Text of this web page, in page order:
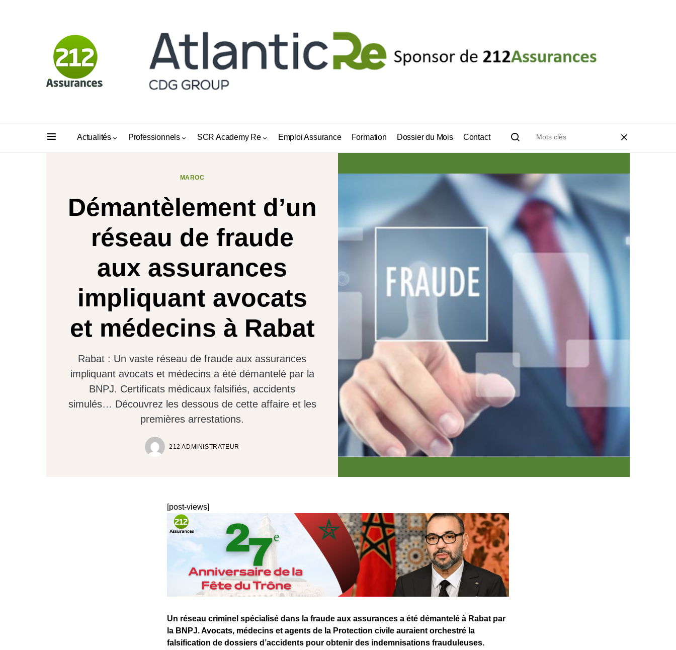
Actualités Professionnels SCR Academy Re Emploi Assurance Formation Dossier du Mois Contact
MAROC
Démantèlement d’un
réseau de fraude
aux assurances
impliquant avocats
et médecins à Rabat
Rabat : Un vaste réseau de fraude aux assurances
impliquant avocats et médecins a été démantelé par la
BNPJ. Certificats médicaux falsifiés, accidents
simulés… Découvrez les dessous de cette affaire et les
premières arrestations.
212 ADMINISTRATEUR
[post-views]
Un réseau criminel spécialisé dans la fraude aux assurances a été démantelé à Rabat par
la BNPJ. Avocats, médecins et agents de la Protection civile auraient orchestré la
falsification de dossiers d’accidents pour obtenir des indemnisations frauduleuses.